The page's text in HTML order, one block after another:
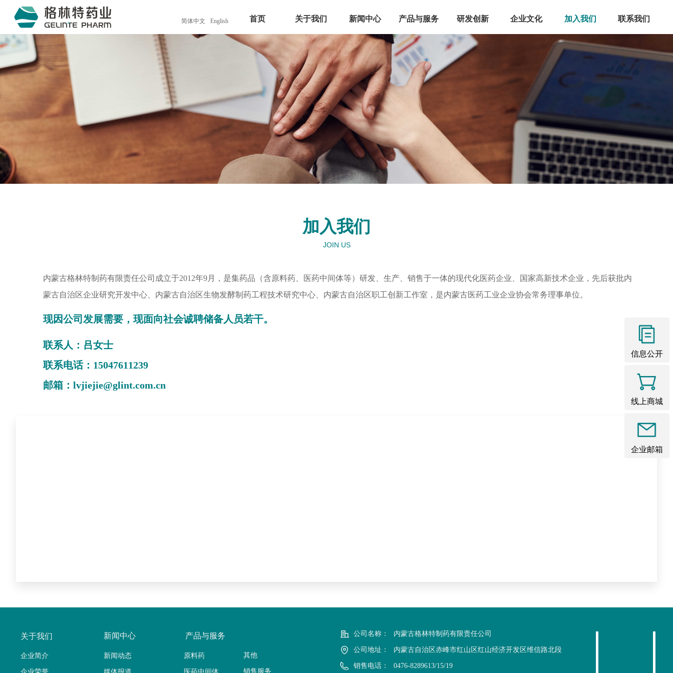
首页 关于我们 新闻中心 产品与服务 研发创新 企业文化 加入我们 联系我们
简体中文 English
加入我们
JOIN US
内蒙古格林特制药有限责任公司成立于2012年9月，是集药品（含原料药、医药中间体等）研发、生产、销售于一体的现代化医药企业、国家高新技术企业，先后获批内
蒙古自治区企业研究开发中心、内蒙古自治区生物发酵制药工程技术研究中心、内蒙古自治区职工创新工作室，是内蒙古医药工业企业协会常务理事单位。
现因公司发展需要，现面向社会诚聘储备人员若干。
联系人：吕女士
联系电话：15047611239
邮箱：lvjiejie@glint.com.cn
信息公开
线上商城
企业邮箱
企业简介
关于我们
新闻动态
新闻中心
原料药 其他
销售服务
产品与服务 公司名称： 内蒙古格林特制药有限责任公司
公司地址： 内蒙古自治区赤峰市红山区红山经济开发区维信路北段
销售电话： 0476-8289613/15/19